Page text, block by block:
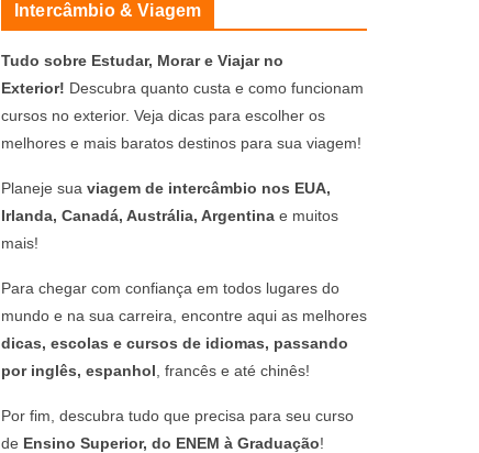
Intercâmbio & Viagem
Tudo sobre Estudar, Morar e Viajar no
Exterior! Descubra quanto custa e como funcionam
cursos no exterior. Veja dicas para escolher os
melhores e mais baratos destinos para sua viagem!
Planeje sua viagem de intercâmbio nos EUA,
Irlanda, Canadá, Austrália, Argentina e muitos
mais!
Para chegar com confiança em todos lugares do
mundo e na sua carreira, encontre aqui as melhores
dicas, escolas e cursos de idiomas, passando
por inglês, espanhol , francês e até chinês!
Por fim, descubra tudo que precisa para seu curso
de Ensino Superior, do ENEM à Graduação!